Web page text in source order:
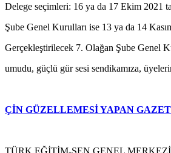
Delege seçimleri: 16 ya da 17 Ekim 2021
Şube Genel Kurulları ise 13 ya da 14
Gerçekleştirilecek 7. Olağan Şube Genel
umudu, güçlü gür sesi sendikamıza,
ÇİN GÜZELLEMESİ YAPAN
TÜRK EĞİTİM-SEN GENEL MERKEZİ